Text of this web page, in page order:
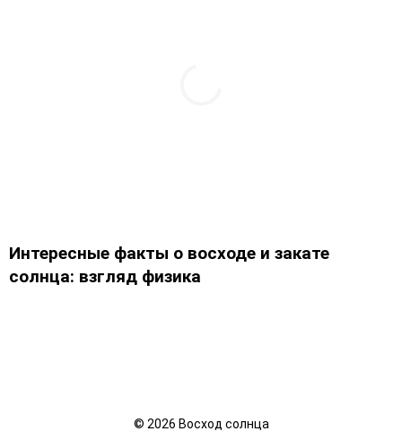
Интересные факты о восходе и закате
солнца: взгляд физика
© 2026 Восход солнца